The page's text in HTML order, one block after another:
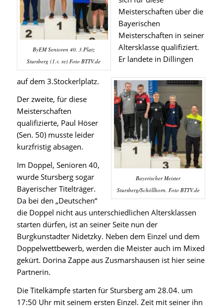
ByEM Senioren 40. 3.Platz
Stursberg (1.v. re) Foto BTTV.de
Bayerischer Meister
Stursberg/Schöllhorn. Foto BTTV.de
Meisterschaften über die
Bayerischen
Meisterschaften in seiner
Altersklasse qualifiziert.
Er landete in Dillingen
auf dem 3.Stockerlplatz.
Der zweite, für diese
Meisterschaften
qualifizierte, Paul Höser
(Sen. 50) musste leider
kurzfristig absagen.
Im Doppel, Senioren 40,
wurde Stursberg sogar
Bayerischer Titelträger.
Da bei den „Deutschen“
die Doppel nicht aus unterschiedlichen Altersklassen
starten dürfen, ist an seiner Seite nun der
Burgkunstadter Nidetzky. Neben dem Einzel und dem
Doppelwettbewerb, werden die Meister auch im Mixed
gekürt. Dorina Zappe aus Zusmarshausen ist hier seine
Partnerin.
Die Titelkämpfe starten für Stursberg am 28.04. um
17:50 Uhr mit seinem ersten Einzel. Zeit mit seiner ihn